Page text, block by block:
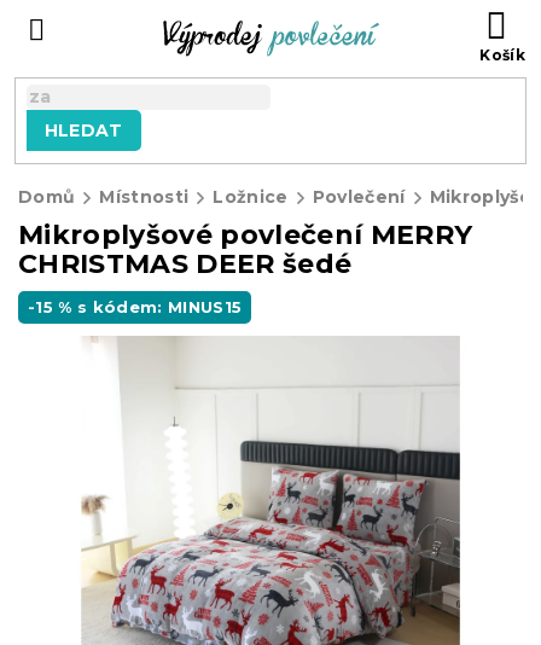
HLEDAT
Domů Místnosti Ložnice Povlečení
Mikroplyšové povlečení MERRY
CHRISTMAS DEER šedé
-15 % s kódem: MINUS15